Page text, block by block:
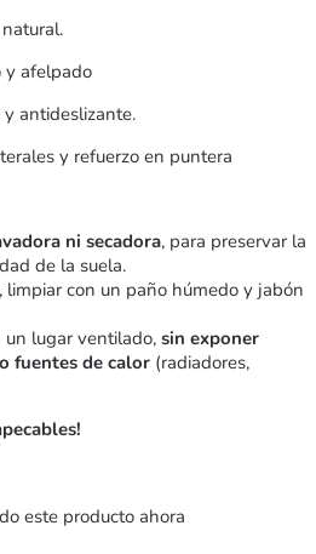
y afelpado
antideslizante.
y refuerzo en puntera
ni secadora, para preservar la
de la suela.
limpiar con un paño húmedo y jabón
un lugar ventilado, sin exponer
fuentes de calor (radiadores,
este producto ahora